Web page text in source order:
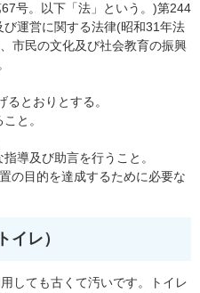
号。以下「法」という。)第244
運営に関する法律(昭和31年法
市民の文化及び社会教育の振興
とおりとする。
と。
導及び助言を行うこと。
の目的を達成するために必要な
イレ）
しても古くて汚いです。トイレ